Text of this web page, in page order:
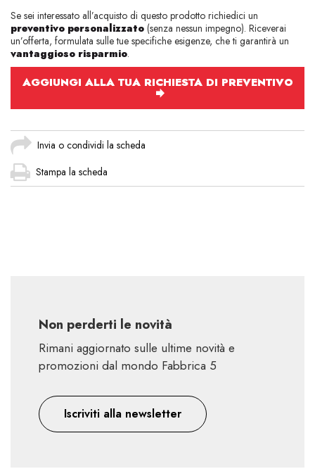
Se sei interessato all’acquisto di questo prodotto richiedici un
preventivo personalizzato (senza nessun impegno). Riceverai
un’offerta, formulata sulle tue specifiche esigenze, che ti garantirà un
vantaggioso risparmio.
AGGIUNGI ALLA TUA RICHIESTA DI PREVENTIVO
Invia o condividi la scheda
Stampa la scheda
Non perderti le novità
Rimani aggiornato sulle ultime novità e
promozioni dal mondo Fabbrica 5
Iscriviti alla newsletter